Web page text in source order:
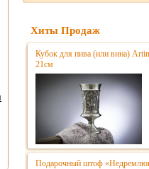
Хиты Продаж
Кубок для пива (или вина)
21см
Подарочный штоф